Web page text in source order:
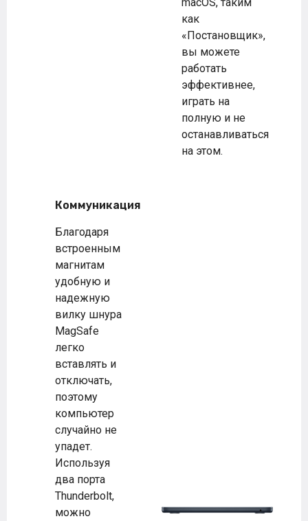
как
«Постановщик»,
вы можете
работать
эффективнее,
играть на
полную и не
останавливаться
на этом.
Коммуникация
Благодаря
встроенным
магнитам
удобную и
надежную
вилку шнура
MagSafe
легко
вставлять и
отключать,
поэтому
компьютер
случайно не
упадет.
Используя
два порта
Thunderbolt,
можно